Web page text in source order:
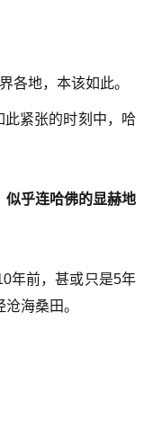
各地，本该如此。
此紧张的时刻中，哈
似乎连哈佛的显赫地
年前，甚或只是5年
海桑田。